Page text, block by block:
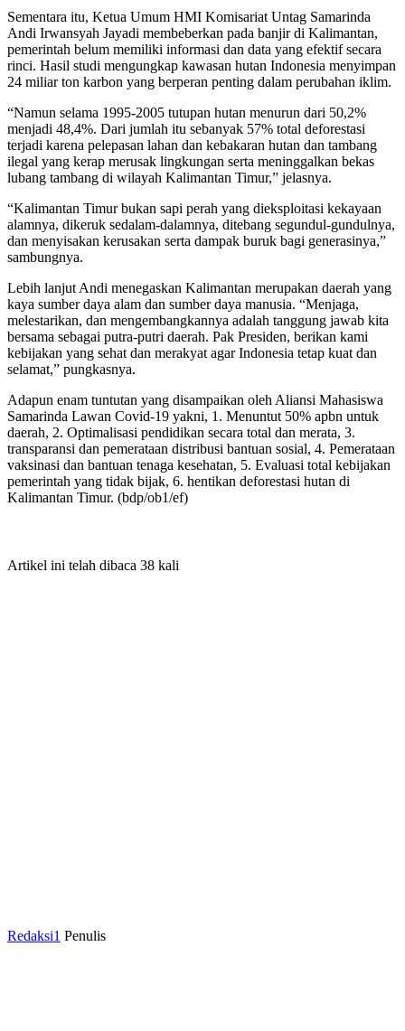
Sementara itu, Ketua Umum HMI Komisariat Untag Samarinda
Andi Irwansyah Jayadi membeberkan pada banjir di Kalimantan,
pemerintah belum memiliki informasi dan data yang efektif secara
rinci. Hasil studi mengungkap kawasan hutan Indonesia menyimpan
24 miliar ton karbon yang berperan penting dalam perubahan iklim.
“Namun selama 1995-2005 tutupan hutan menurun dari 50,2%
menjadi 48,4%. Dari jumlah itu sebanyak 57% total deforestasi
terjadi karena pelepasan lahan dan kebakaran hutan dan tambang
ilegal yang kerap merusak lingkungan serta meninggalkan bekas
lubang tambang di wilayah Kalimantan Timur,” jelasnya.
“Kalimantan Timur bukan sapi perah yang dieksploitasi kekayaan
alamnya, dikeruk sedalam-dalamnya, ditebang segundul-gundulnya,
dan menyisakan kerusakan serta dampak buruk bagi generasinya,”
sambungnya.
Lebih lanjut Andi menegaskan Kalimantan merupakan daerah yang
kaya sumber daya alam dan sumber daya manusia. “Menjaga,
melestarikan, dan mengembangkannya adalah tanggung jawab kita
bersama sebagai putra-putri daerah. Pak Presiden, berikan kami
kebijakan yang sehat dan merakyat agar Indonesia tetap kuat dan
selamat,” pungkasnya.
Adapun enam tuntutan yang disampaikan oleh Aliansi Mahasiswa
Samarinda Lawan Covid-19 yakni, 1. Menuntut 50% apbn untuk
daerah, 2. Optimalisasi pendidikan secara total dan merata, 3.
transparansi dan pemerataan distribusi bantuan sosial, 4. Pemerataan
vaksinasi dan bantuan tenaga kesehatan, 5. Evaluasi total kebijakan
pemerintah yang tidak bijak, 6. hentikan deforestasi hutan di
Kalimantan Timur. (bdp/ob1/ef)
Artikel ini telah dibaca 38 kali
Redaksi1 Penulis